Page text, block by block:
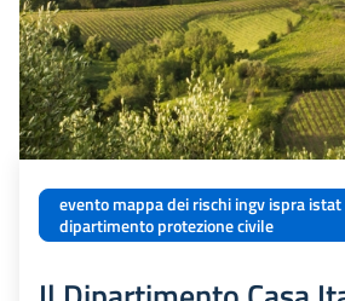
evento mappa dei rischi ingv ispra istat
dipartimento protezione civile